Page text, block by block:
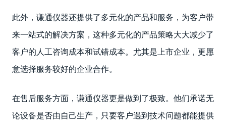
此外，谦通仪器还提供了多元化的产品和服务，为客户带
来一站式的解决方案，这种多元化的产品策略大大减少了
客户的人工咨询成本和试错成本。尤其是上市企业，更愿
意选择服务较好的企业合作。
在售后服务方面，谦通仪器更是做到了极致。他们承诺无
论设备是否由自己生产，只要客户遇到技术问题都能提供